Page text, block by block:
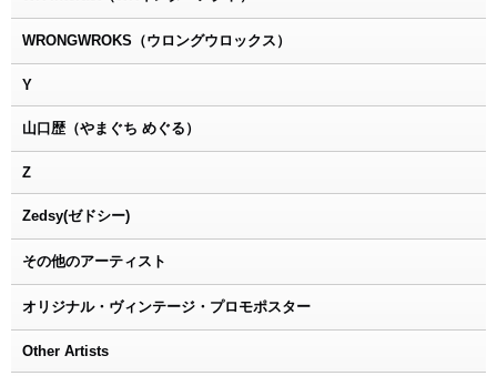
WRONGWROKS（ウロングウロックス）
Y
山口歴（やまぐち めぐる）
Z
Zedsy(ゼドシー)
その他のアーティスト
オリジナル・ヴィンテージ・プロモポスター
Other Artists